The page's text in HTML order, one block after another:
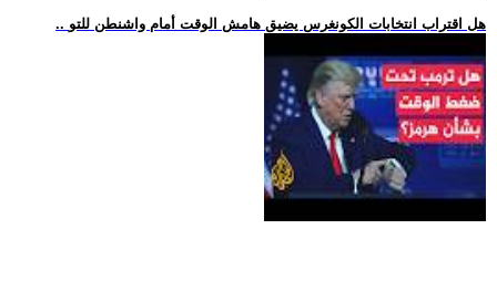
.. هل اقتراب انتخابات الكونغرس يضيق هامش الوقت أمام واشنطن للتو